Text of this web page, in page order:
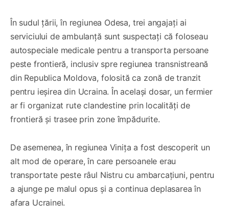
În sudul țării, în regiunea Odesa, trei angajați ai
serviciului de ambulanță sunt suspectați că foloseau
autospeciale medicale pentru a transporta persoane
peste frontieră, inclusiv spre regiunea transnistreană
din Republica Moldova, folosită ca zonă de tranzit
pentru ieșirea din Ucraina. În același dosar, un fermier
ar fi organizat rute clandestine prin localități de
frontieră și trasee prin zone împădurite.
De asemenea, în regiunea Vinița a fost descoperit un
alt mod de operare, în care persoanele erau
transportate peste râul Nistru cu ambarcațiuni, pentru
a ajunge pe malul opus și a continua deplasarea în
afara Ucrainei.